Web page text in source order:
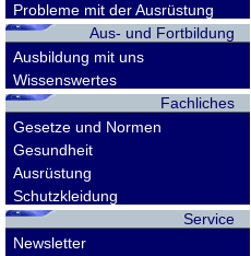
Probleme mit der Ausrüstung
Aus- und Fortbildung
Ausbildung mit uns
Wissenswertes
Fachliches
Gesetze und Normen
Gesundheit
Ausrüstung
Schutzkleidung
Service
Newsletter